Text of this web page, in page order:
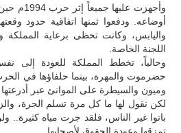
وأجهزت
أوضاعه. ودفعوا ثمنها اتفاقية حدود
واليابس، وكانت تحظى برعاية المملكة
اللجنة الخاصة.
وحالياً، تخطط المملكة للعودة إلى
حضرموت والمهرة، بينما حلفاؤها في
وميون والسيطرة على الموانئ عبر أذرعتها
لكن نقول لها ما كل مرة تسلم الجرة،
باتوا غير الناس، فلقد جرت مياه كثيرة..